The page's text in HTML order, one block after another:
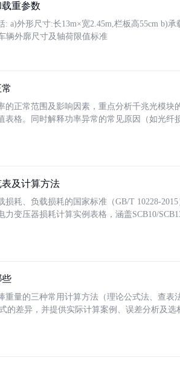
重参数
: a)外形尺寸:长13m×宽2.45m,栏板高55cm b)
辆外廓尺寸及轴荷限值标准
的正常范围及影响因素，重点分析千兆光模块
表格。同时解释功率异常的常见原因（如光纤
及计算方法
耗、负载损耗的国家标准（GB/T 10228-
力变压器损耗计算实例表格，涵盖SCB10/
些
重量的三种常用计算方法（理论公式法、查表
的差异，并提供实际计算案例、误差分析及